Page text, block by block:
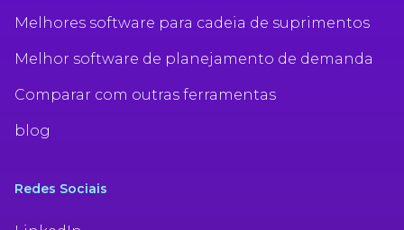
Melhores software para cadeia de suprimentos
Melhor software de planejamento de demanda
Comparar com outras ferramentas
blog
Redes Sociais